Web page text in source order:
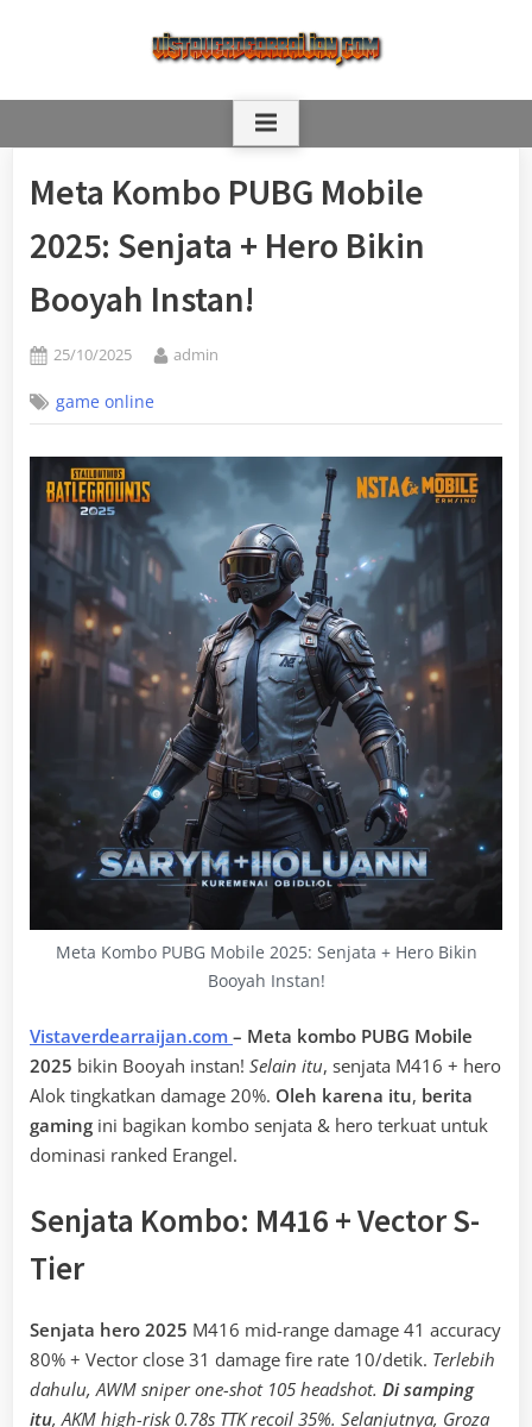
Meta Kombo PUBG Mobile
2025: Senjata + Hero Bikin
Booyah Instan!
Posted
25/10/2025 By
admin
game online
Meta Kombo PUBG Mobile 2025: Senjata + Hero Bikin
Booyah Instan!
Vistaverdearraijan.com – Meta kombo PUBG Mobile
2025 bikin Booyah instan! Selain itu, senjata M416 + hero
Alok tingkatkan damage 20%. Oleh karena itu, berita
gaming ini bagikan kombo senjata & hero terkuat untuk
dominasi ranked Erangel.
Senjata Kombo: M416 + Vector S-
Tier
Senjata hero 2025 M416 mid-range damage 41 accuracy
80% + Vector close 31 damage fire rate 10/detik. Terlebih
dahulu, AWM sniper one-shot 105 headshot. Di samping
itu, AKM high-risk 0.78s TTK recoil 35%. Selanjutnya, Groza